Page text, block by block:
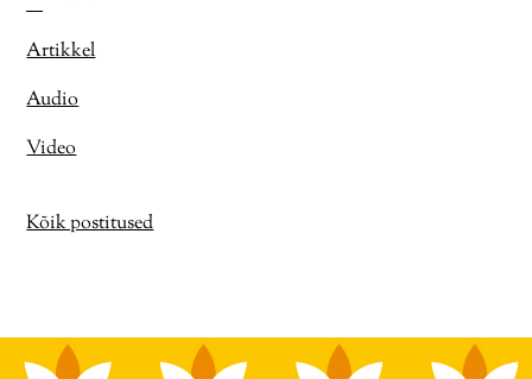
Artikkel
Audio
Video
Kõik postitused